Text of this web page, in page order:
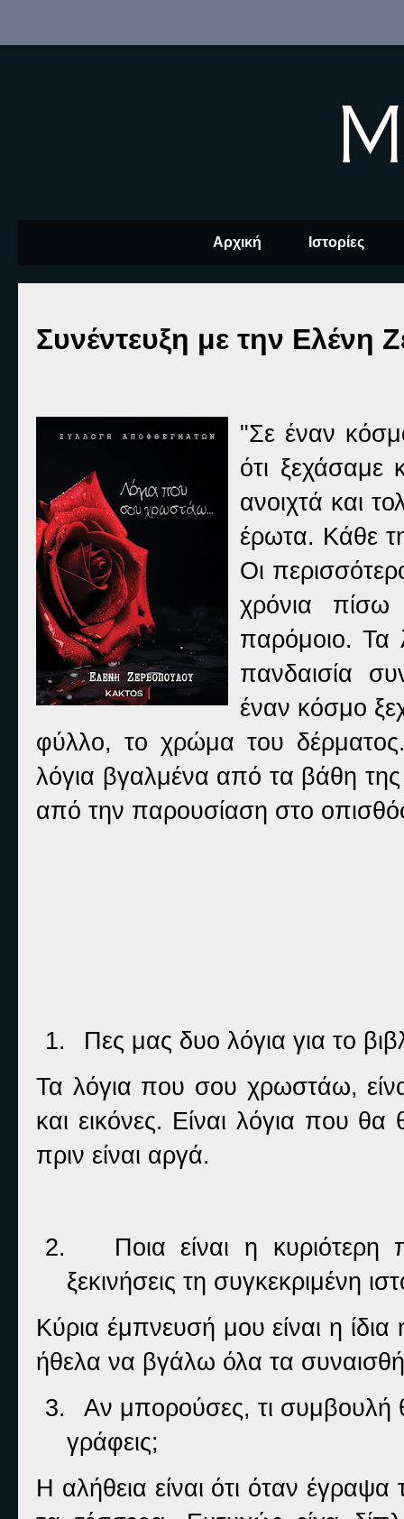
Αρχική Ιστορίες
Συνέντευξη με την Ελένη
"Σε έναν
ότι ξεχάσαμε
ανοιχτά και
έρωτα. Κάθε
Οι
χρόνια
παρόμοιο. Τα
πανδαισία
έναν κόσμο
φύλλο, το χρώμα του
λόγια βγαλμένα από τα βάθη
από την παρουσίαση στο
1.
Πες μας δυο λόγια για το
Τα λόγια που σου χρωστάω,
και εικόνες. Είναι λόγια που
πριν είναι αργά.
2.
Ποια είναι η
ξεκινήσεις τη συγκεκριμένη
Κύρια έμπνευσή μου είναι η
ήθελα να βγάλω όλα τα
3.
Αν μπορούσες, τι συμβουλή
γράφεις;
Η αλήθεια είναι ότι όταν